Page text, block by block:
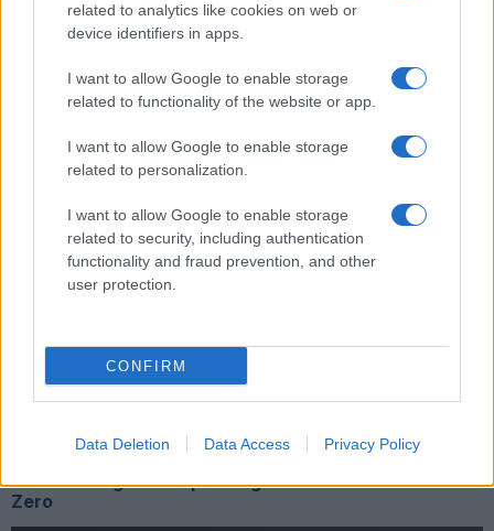
related to analytics like cookies on web or
device identifiers in apps.
I want to allow Google to enable storage
related to functionality of the website or app.
I want to allow Google to enable storage
related to personalization.
I want to allow Google to enable storage
related to security, including authentication
functionality and fraud prevention, and other
user protection.
CONFIRM
Data Deletion Data Access Privacy Policy
Precedente
ROMA Parentopoli
sentenza della
Cassazione
Successiva
vestito da donna
scippa turista:
arrestato
carabiniere ucciso
Mario Cerciello Rega
Procura di Roma
ARTICOLI CORRELATI
Guai con la giustizia per il figlio adottivo di Renato
Zero